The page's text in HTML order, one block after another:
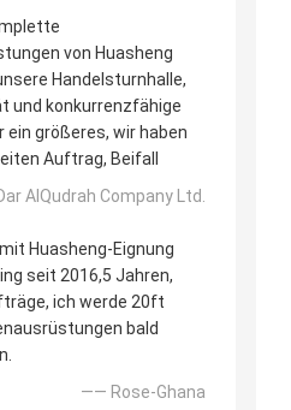
von Huasheng
Handelsturnhalle,
und konkurrenzfähige
ein größeres, wir haben
Auftrag, Beifall
AlQudrah Company Ltd.
Huasheng-Eignung
seit 2016,5 Jahren,
ich werde 20ft
bald
—— Rose-Ghana